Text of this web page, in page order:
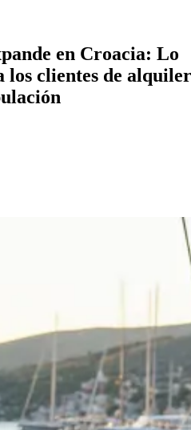
en Croacia: Lo
los clientes de alquiler